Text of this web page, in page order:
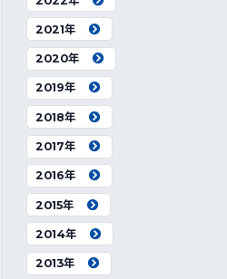
2021年
2020年
2019年
2018年
2017年
2016年
2015年
2014年
2013年